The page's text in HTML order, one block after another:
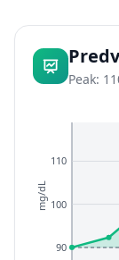
Peak:
90
100
110
mg/dL